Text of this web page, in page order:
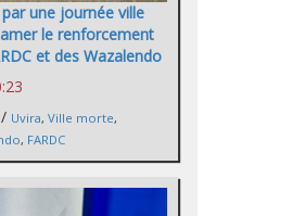
une journée ville
le renforcement
et des Wazalendo
/ Uvira, Ville morte,
, FARDC